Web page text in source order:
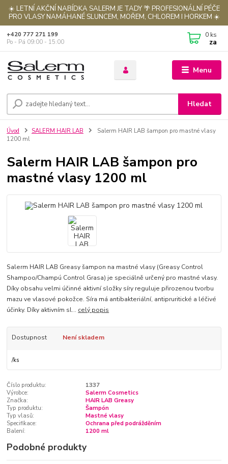
☀️ LETNÍ AKČNÍ NABÍDKA SALERM JE TADY 🌴 PROFESIONÁLNÍ PÉČE
PRO VLASY NAMÁHANÉ SLUNCEM, MOŘEM, CHLOREM I HORKEM ☀️
Menu
Hledat
+420 777 271 199
Po - Pá 09:00 - 15:00
0 ks
za
Úvod SALERM HAIR LAB
Salerm HAIR LAB šampon pro mastné vlasy
1200 ml
Salerm HAIR LAB šampon pro
mastné vlasy 1200 ml
Salerm HAIR LAB Greasy šampon na mastné vlasy (Greasy Control
Shampoo/Champú Control Grasa) je speciálně určený pro mastné vlasy.
Díky obsahu velmi účinné aktivní složky síry reguluje přirozenou tvorbu
mazu ve vlasové pokožce. Síra má antibakteriální, antipruritické a léčivé
účinky. Díky aktivním sl... celý popis
Dostupnost Není skladem
/ks
Číslo produktu:
1337
Výrobce:
Salerm Cosmetics
Značka:
HAIR LAB Greasy
Typ produktu:
Šampón
Typ vlasů:
Mastné vlasy
Specifikace:
Ochrana před podrážděním
Balení:
1200 ml
Podobné produkty